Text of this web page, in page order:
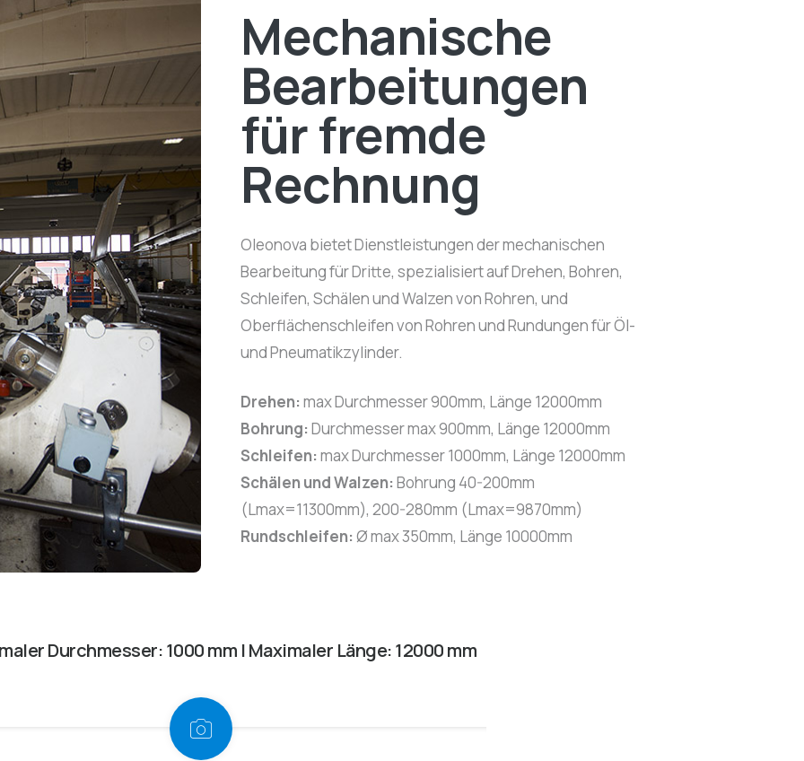
Mechanische
Bearbeitungen
für fremde
Rechnung
Oleonova bietet Dienstleistungen der mechanischen
Bearbeitung für Dritte, spezialisiert auf Drehen, Bohren,
Schleifen, Schälen und Walzen von Rohren, und
Oberflächenschleifen von Rohren und Rundungen für Öl-
und Pneumatikzylinder.
Drehen: max Durchmesser 900mm, Länge 12000mm
Bohrung: Durchmesser max 900mm, Länge 12000mm
Schleifen: max Durchmesser 1000mm, Länge 12000mm
Schälen und Walzen: Bohrung 40-200mm
(Lmax=11300mm), 200-280mm (Lmax=9870mm)
Rundschleifen: Ø max 350mm, Länge 10000mm
Durchmesser: 1000 mm | Maximaler Länge: 12000 mm